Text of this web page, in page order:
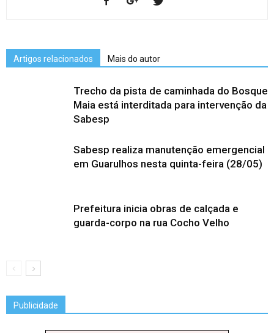
Artigos relacionados Mais do autor
Trecho da pista de caminhada do Bosque
Maia está interditada para intervenção da
Sabesp
Sabesp realiza manutenção emergencial
em Guarulhos nesta quinta-feira (28/05)
Prefeitura inicia obras de calçada e
guarda-corpo na rua Cocho Velho
Publicidade